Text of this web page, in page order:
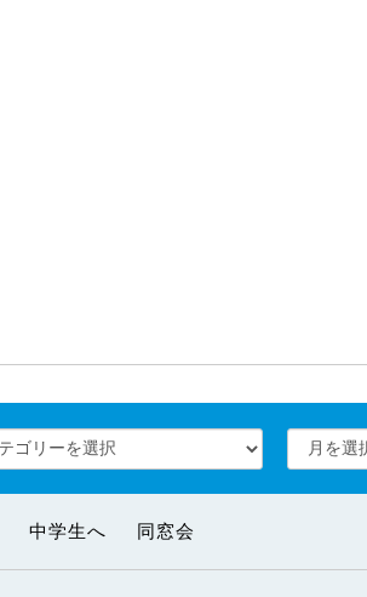
中学生へ 同窓会